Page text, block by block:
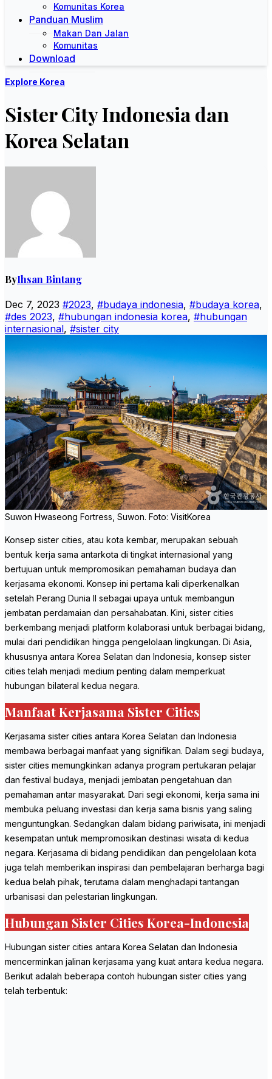
Komunitas Korea
Panduan Muslim
Makan Dan Jalan
Komunitas
Download
Explore Korea
Sister City Indonesia dan
Korea Selatan
ByIhsan Bintang
Dec 7, 2023 #2023, #budaya indonesia, #budaya korea,
#des 2023, #hubungan indonesia korea, #hubungan
internasional, #sister city
Suwon Hwaseong Fortress, Suwon. Foto: VisitKorea
Konsep sister cities, atau kota kembar, merupakan sebuah
bentuk kerja sama antarkota di tingkat internasional yang
bertujuan untuk mempromosikan pemahaman budaya dan
kerjasama ekonomi. Konsep ini pertama kali diperkenalkan
setelah Perang Dunia II sebagai upaya untuk membangun
jembatan perdamaian dan persahabatan. Kini, sister cities
berkembang menjadi platform kolaborasi untuk berbagai bidang,
mulai dari pendidikan hingga pengelolaan lingkungan. Di Asia,
khususnya antara Korea Selatan dan Indonesia, konsep sister
cities telah menjadi medium penting dalam memperkuat
hubungan bilateral kedua negara.
Manfaat Kerjasama Sister Cities
Kerjasama sister cities antara Korea Selatan dan Indonesia
membawa berbagai manfaat yang signifikan. Dalam segi budaya,
sister cities memungkinkan adanya program pertukaran pelajar
dan festival budaya, menjadi jembatan pengetahuan dan
pemahaman antar masyarakat. Dari segi ekonomi, kerja sama ini
membuka peluang investasi dan kerja sama bisnis yang saling
menguntungkan. Sedangkan dalam bidang pariwisata, ini menjadi
kesempatan untuk mempromosikan destinasi wisata di kedua
negara. Kerjasama di bidang pendidikan dan pengelolaan kota
juga telah memberikan inspirasi dan pembelajaran berharga bagi
kedua belah pihak, terutama dalam menghadapi tantangan
urbanisasi dan pelestarian lingkungan.
Hubungan Sister Cities Korea-Indonesia
Hubungan sister cities antara Korea Selatan dan Indonesia
mencerminkan jalinan kerjasama yang kuat antara kedua negara.
Berikut adalah beberapa contoh hubungan sister cities yang
telah terbentuk: